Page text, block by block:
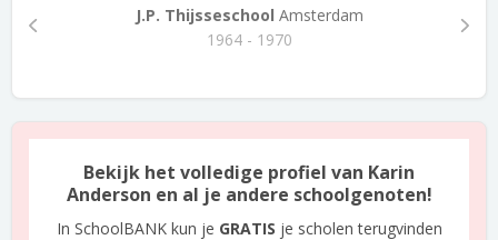
J.P. Thijsseschool Amsterdam
1964 - 1970
Bekijk het volledige profiel van Karin
Anderson en al je andere schoolgenoten!
In SchoolBANK kun je GRATIS je scholen terugvinden